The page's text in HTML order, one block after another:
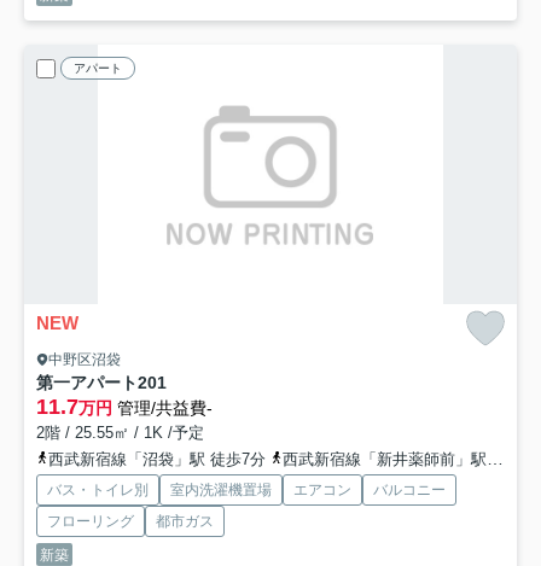
アパート
NEW
中野区沼袋
第一アパート201
11.7万円 管理/共益費-
2階 / 25.55㎡ / 1K /予定
西武新宿線「沼袋」駅 徒歩7分
西武新宿線「新井薬師前」駅 徒歩7分
バス・トイレ別 室内洗濯機置場 エアコン
バルコニー
フローリング
都市ガス
新築